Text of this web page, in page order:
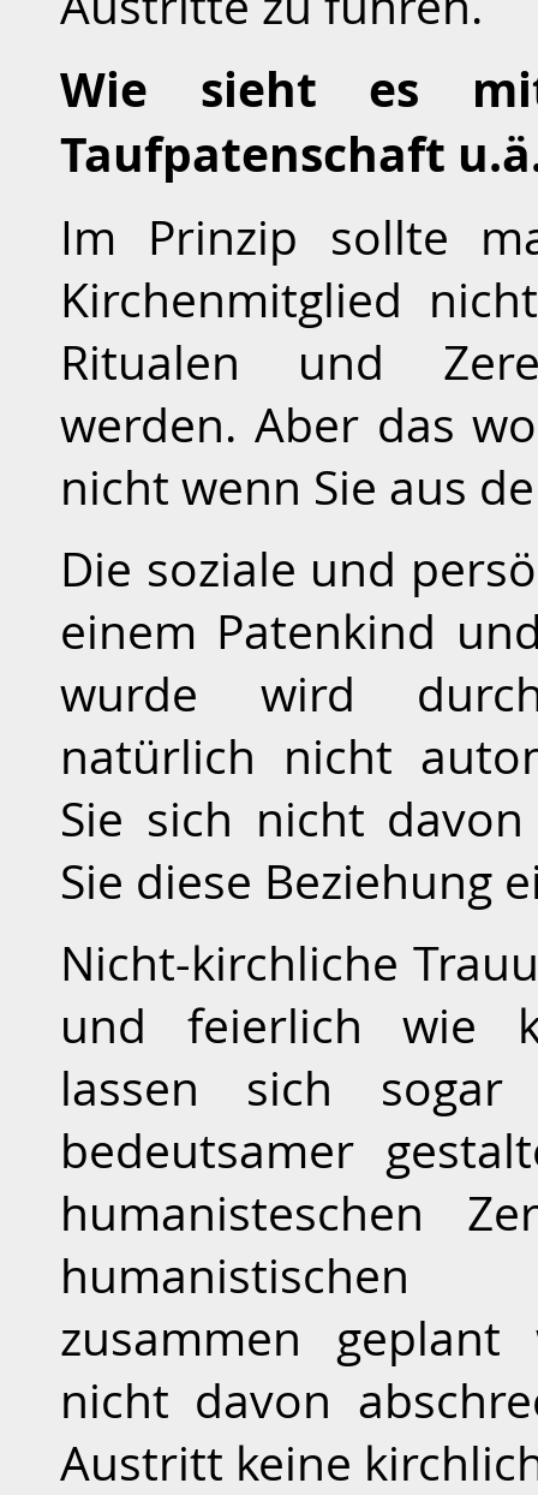
Wie sieht es
Taufpatenschaft
Im Prinzip sollte
Kirchenmitglied
Ritualen und
werden. Aber das
nicht wenn Sie aus
Die soziale und
einem Patenkind
wurde wird
natürlich nicht
Sie sich nicht
Sie diese Beziehung
Nicht-kirchliche
und feierlich wie
lassen sich
bedeutsamer
humanisteschen
humanistischen
zusammen
nicht davon
Austritt keine